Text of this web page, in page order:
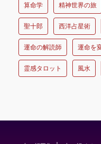
算命学 精神世界の旅
聖十郎 西洋占星術
運命の解読師 運命を
霊感タロット 風水